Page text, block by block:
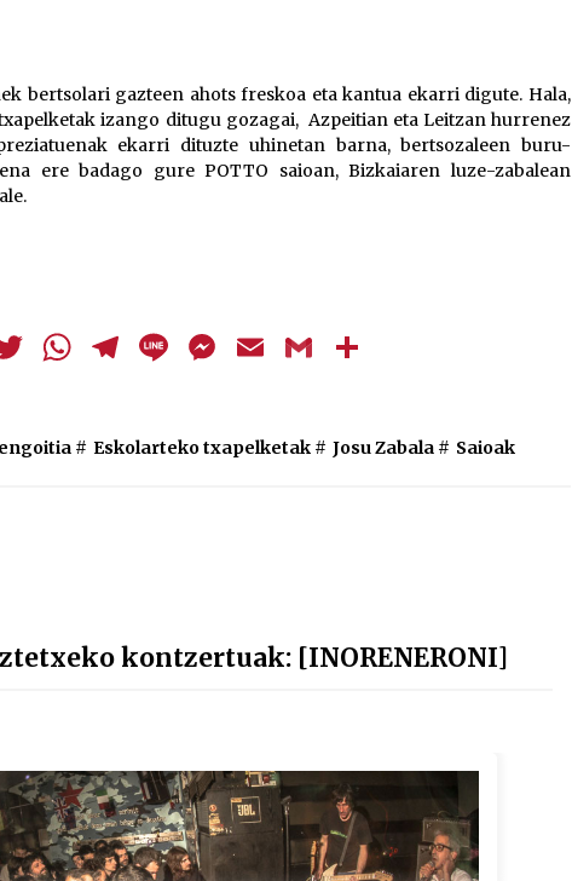
jaisteko.
bertsolari gazteen ahots freskoa eta kantua ekarri digute. Hala,
izango ditugu gozagai, Azpeitian eta Leitzan hurrenez
ekarri dituzte uhinetan barna, bertsozaleen buru-
ere badago gure POTTO saioan, Bizkaiaren luze-zabalean
Twitter
WhatsApp
Telegram
LineMessenger
EmailGmail
# Eskolarteko txapelketak # Josu Zabala # Saioak
kontzertuak: [INORENERONI]